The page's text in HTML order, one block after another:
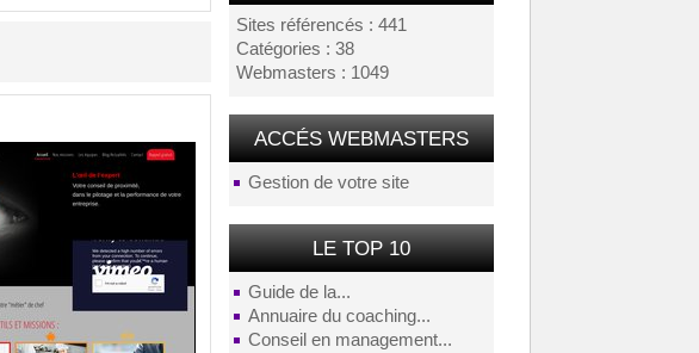
Sites référencés : 441
Catégories : 38
Webmasters : 1049
ACCÉS WEBMASTERS
Gestion de votre site
LE TOP 10
Guide de la...
Annuaire du coaching...
Conseil en management...